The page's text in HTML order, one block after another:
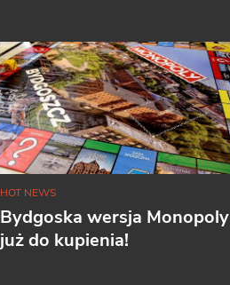
HOT NEWS
Bydgoska wersja Monopoly
już do kupienia!